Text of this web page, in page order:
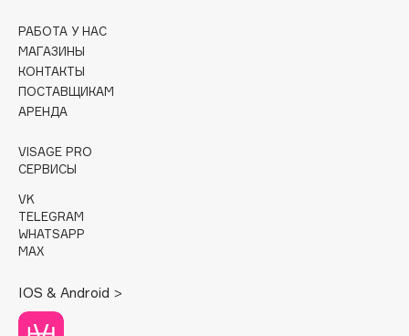
Cunzite
Curaprox
D
d'Alba
DABO
DARLING*
Davines
Deonica
РАБОТА У НАС
МАГАЗИНЫ
КОНТАКТЫ
ПОСТАВЩИКАМ
АРЕНДА
VISAGE PRO
СЕРВИСЫ
VK
TELEGRAM
WHATSAPP
MAX
IOS & Android >